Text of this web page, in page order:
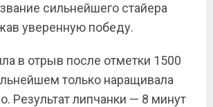
сильнейшего стайера
уверенную победу.
в отрыв после отметки 1500
только наращивала
Результат липчанки — 8 минут